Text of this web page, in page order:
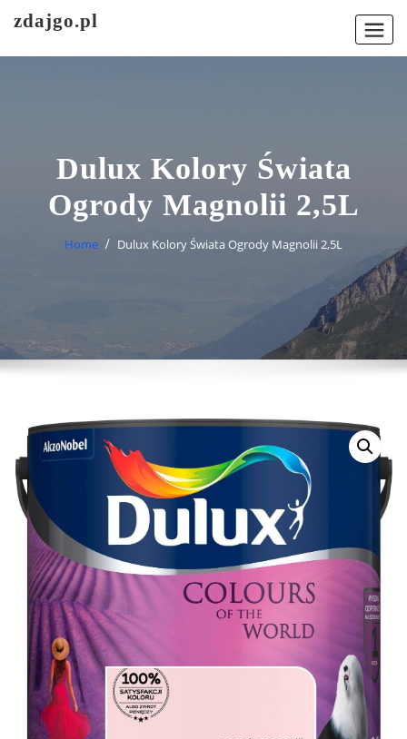
zdajgo.pl
Dulux Kolory Świata
Ogrody Magnolii 2,5L
Home Dulux Kolory Świata Ogrody Magnolii 2,5L